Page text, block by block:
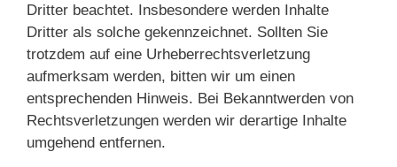
Dritter beachtet. Insbesondere werden Inhalte
Dritter als solche gekennzeichnet. Sollten Sie
trotzdem auf eine Urheberrechtsverletzung
aufmerksam werden, bitten wir um einen
entsprechenden Hinweis. Bei Bekanntwerden von
Rechtsverletzungen werden wir derartige Inhalte
umgehend entfernen.